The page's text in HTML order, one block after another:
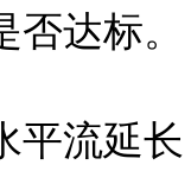
达标。
流延长